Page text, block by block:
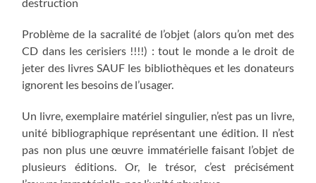
Problème de la sacralité de l’objet (alors qu’on met des
CD dans les cerisiers !!!!) : tout le monde a le droit de
jeter des livres SAUF les bibliothèques et les donateurs
ignorent les besoins de l’usager.
Un livre, exemplaire matériel singulier, n’est pas un livre,
unité bibliographique représentant une édition. Il n’est
pas non plus une œuvre immatérielle faisant l’objet de
plusieurs éditions. Or, le trésor, c’est précisément